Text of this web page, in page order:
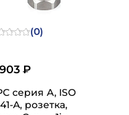
(0)
₽
серия А, ISO
A, розетка,